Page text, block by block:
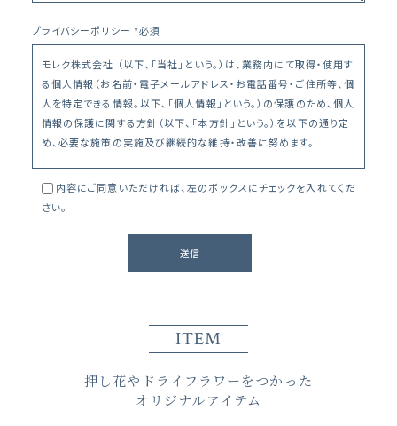
プライバシーポリシー *必須
モレク株式会社 （以下、「当社」という。）は、業務内にて取得・使用す
る個人情報（お名前・電子メールアドレス・お電話番号・ご住所等、個
人を特定できる情報。以下、「個人情報」という。）の保護のため、個人
情報の保護に関する方針（以下、「本方針」という。）を以下の通り定
め、必要な施策の実施及び継続的な維持・改善に努めます。
個人情報の利用目的
漏洩等を防止するため、予防ならびに安全対策に留意します。
個人情報の第三者提供
内容にご同意いただければ、左のボックスにチェックを入れてくだ
さい。
ITEM
押し花やドライフラワーをつかった
オリジナルアイテム